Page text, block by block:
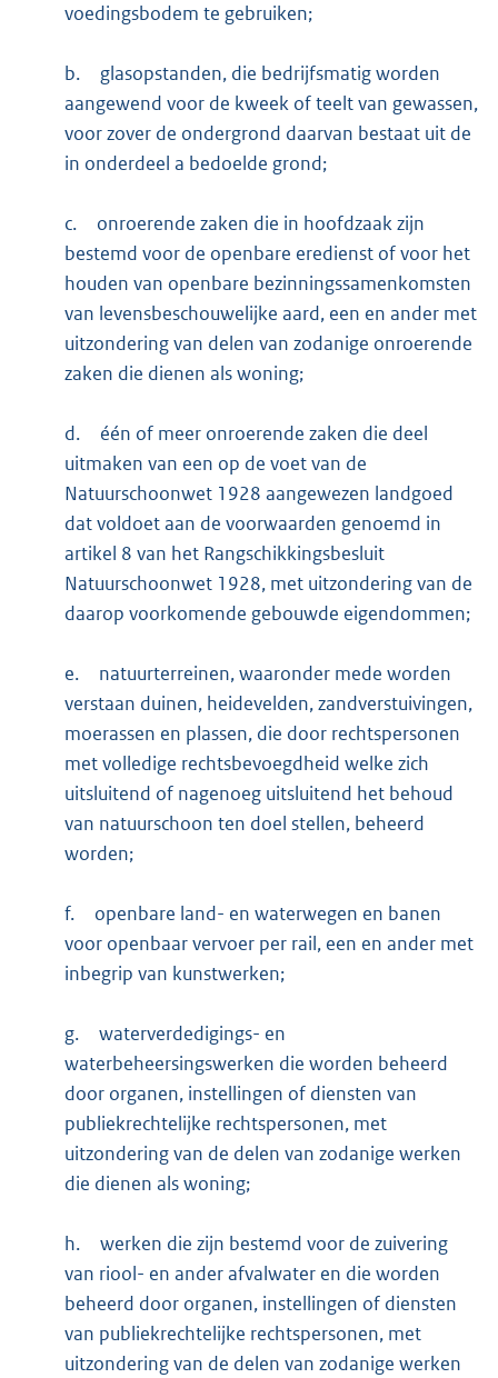
voedingsbodem te gebruiken;
b.
glasopstanden, die bedrijfsmatig worden
aangewend voor de kweek of teelt van gewassen,
voor zover de ondergrond daarvan bestaat uit de
in onderdeel a bedoelde grond;
c.
onroerende zaken die in hoofdzaak zijn
bestemd voor de openbare eredienst of voor het
houden van openbare bezinningssamenkomsten
van levensbeschouwelijke aard, een en ander met
uitzondering van delen van zodanige onroerende
zaken die dienen als woning;
d.
één of meer onroerende zaken die deel
uitmaken van een op de voet van de
Natuurschoonwet 1928 aangewezen landgoed
dat voldoet aan de voorwaarden genoemd in
artikel 8 van het Rangschikkingsbesluit
Natuurschoonwet 1928, met uitzondering van de
daarop voorkomende gebouwde eigendommen;
e.
natuurterreinen, waaronder mede worden
verstaan duinen, heidevelden, zandverstuivingen,
moerassen en plassen, die door rechtspersonen
met volledige rechtsbevoegdheid welke zich
uitsluitend of nagenoeg uitsluitend het behoud
van natuurschoon ten doel stellen, beheerd
worden;
f.
openbare land- en waterwegen en banen
voor openbaar vervoer per rail, een en ander met
inbegrip van kunstwerken;
g.
waterverdedigings- en
waterbeheersingswerken die worden beheerd
door organen, instellingen of diensten van
publiekrechtelijke rechtspersonen, met
uitzondering van de delen van zodanige werken
die dienen als woning;
h.
werken die zijn bestemd voor de zuivering
van riool- en ander afvalwater en die worden
beheerd door organen, instellingen of diensten
van publiekrechtelijke rechtspersonen, met
uitzondering van de delen van zodanige werken